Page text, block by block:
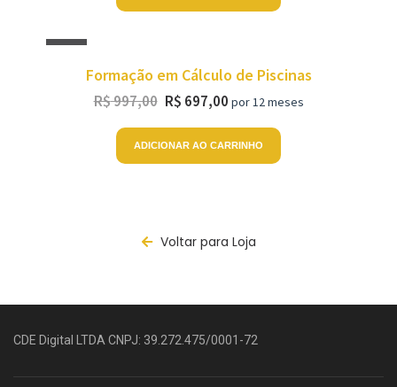
Formação em Cálculo de Piscinas
R$997,00 R$ 697,00 por 12 meses
ADICIONAR AO CARRINHO
Voltar para Loja
CDE Digital LTDA CNPJ: 39.272.475/0001-72